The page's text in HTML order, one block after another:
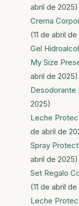
abril de 2025)
Crema
(11 de abril
Gel
My Size
abril de 2025)
Desodorante
2025)
Leche
de abril de
Spray
abril de 2025)
Set Regalo
(11 de abril
Leche